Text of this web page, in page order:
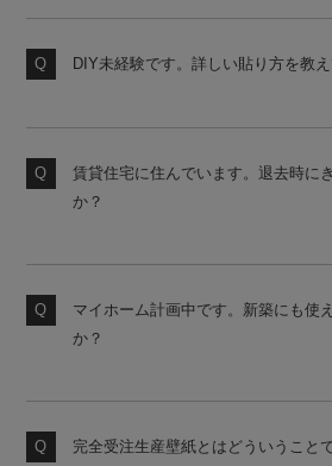
ください。
DIY未経験です。詳しい貼り方を教え
壁紙の貼り方はこちら
賃貸住宅に住んでいます。退去時に
か？
おすすめします。
マイホーム計画中です。新築にも使
か？
お申し付けください。
完全受注生産壁紙とはどういうこと